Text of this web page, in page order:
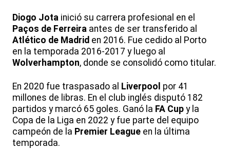
Diogo Jota inició su carrera profesional en el
Paços de Ferreira antes de ser transferido al
Atlético de Madrid en 2016. Fue cedido al Porto
en la temporada 2016-2017 y luego al
Wolverhampton, donde se consolidó como titular.
En 2020 fue traspasado al Liverpool por 41
millones de libras. En el club inglés disputó 182
partidos y marcó 65 goles. Ganó la FA Cup y la
Copa de la Liga en 2022 y fue parte del equipo
campeón de la Premier League en la última
temporada.